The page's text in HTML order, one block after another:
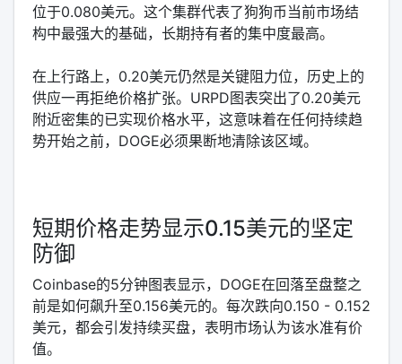
位于0.080美元。这个集群代表了狗狗币当前市场结
构中最强大的基础，长期持有者的集中度最高。
在上行路上，0.20美元仍然是关键阻力位，历史上的
供应一再拒绝价格扩张。URPD图表突出了0.20美元
附近密集的已实现价格水平，这意味着在任何持续趋
势开始之前，DOGE必须果断地清除该区域。
短期价格走势显示0.15美元的坚定
防御
Coinbase的5分钟图表显示，DOGE在回落至盘整之
前是如何飙升至0.156美元的。每次跌向0.150 - 0.152
美元，都会引发持续买盘，表明市场认为该水准有价
值。